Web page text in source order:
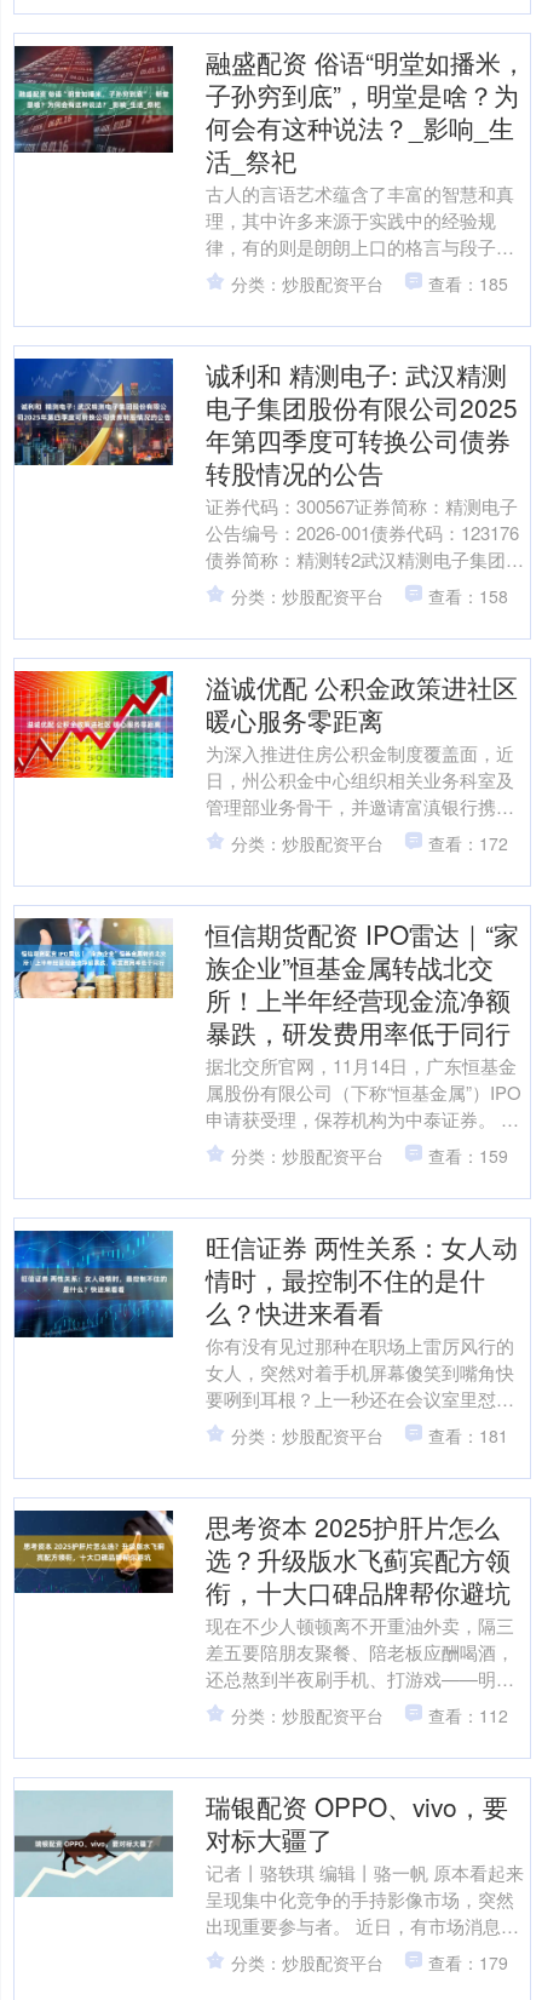
融盛配资 俗语“明堂如播米，
子孙穷到底”，明堂是啥？为
何会有这种说法？_影响_生
活_祭祀
古人的言语艺术蕴含了丰富的智慧和真
理，其中许多来源于实践中的经验规
律，有的则是朗朗上口的格言与段子。
这些格言不仅成为古人生活的一部分，
而且通过口耳相传，代代相继....
分类：炒股配资平台 查看：185
诚利和 精测电子: 武汉精测
电子集团股份有限公司2025
年第四季度可转换公司债券
转股情况的公告
证券代码：300567证券简称：精测电子
公告编号：2026-001债券代码：123176
债券简称：精测转2武汉精测电子集团股
份有限公司公司及董事会全体成员保证
信....
分类：炒股配资平台 查看：158
溢诚优配 公积金政策进社区
暖心服务零距离
为深入推进住房公积金制度覆盖面，近
日，州公积金中心组织相关业务科室及
管理部业务骨干，并邀请富滇银行携带
移动展业设备，共同走进建塘社区、独
克宗古城、诺霸佳园等，开....
分类：炒股配资平台 查看：172
恒信期货配资 IPO雷达｜“家
族企业”恒基金属转战北交
所！上半年经营现金流净额
暴跌，研发费用率低于同行
据北交所官网，11月14日，广东恒基金
属股份有限公司（下称“恒基金属”）IPO
申请获受理，保荐机构为中泰证券。 资
料显示，恒基金属成立于1997年，注册
地位于广....
分类：炒股配资平台 查看：159
旺信证券 两性关系：女人动
情时，最控制不住的是什
么？快进来看看
你有没有见过那种在职场上雷厉风行的
女人，突然对着手机屏幕傻笑到嘴角快
要咧到耳根？上一秒还在会议室里怼天
怼地，下一秒就因为对话框里跳出一
句“早点休息”，眼神瞬间软....
分类：炒股配资平台 查看：181
思考资本 2025护肝片怎么
选？升级版水飞蓟宾配方领
衔，十大口碑品牌帮你避坑
现在不少人顿顿离不开重油外卖，隔三
差五要陪朋友聚餐、陪老板应酬喝酒，
还总熬到半夜刷手机、打游戏——明明
知道这些习惯会给肝脏添负担，却总控
制不住。时间一长，脸色越....
分类：炒股配资平台 查看：112
瑞银配资 OPPO、vivo，要
对标大疆了
记者丨骆轶琪 编辑丨骆一帆 原本看起来
呈现集中化竞争的手持影像市场，突然
出现重要参与者。 近日，有市场消息
称，手机巨头 OPPO 和 vivo 先后在内部
正式立....
分类：炒股配资平台 查看：179